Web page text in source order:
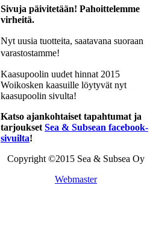
Sivuja päivitetään! Pahoittelemme
virheitä.
Nyt uusia tuotteita, saatavana suoraan
varastostamme!
Kaasupoolin uudet hinnat 2015
Woikosken kaasuille löytyvät nyt
kaasupoolin sivulta!
Katso ajankohtaiset tapahtumat ja
tarjoukset Sea & Subsean facebook-
sivuilta!
Copyright ©2015 Sea & Subsea Oy
Webmaster